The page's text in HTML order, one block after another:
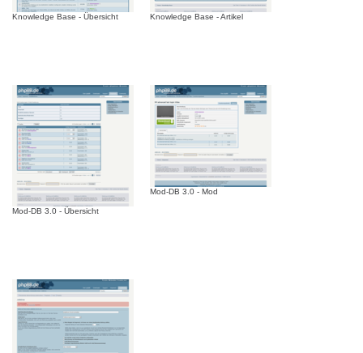
Knowledge Base - Übersicht Knowledge Base - Artikel
Mod-DB 3.0 - Übersicht
Mod-DB 3.0 - Mod